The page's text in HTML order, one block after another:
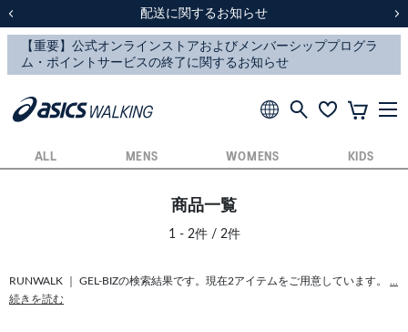
スクスク（SUKU2）価格改定のお知らせ
配送に関するお知らせ
スクスク（SUKU2）価格改定のお知らせ
配送に関するお知らせ
ALL MENS WOMENS KIDS
商品一覧
1 - 2件 / 2件
RUNWALK ｜ GEL-BIZの検索結果です。現在2アイテムをご用意しています。
続きを読む